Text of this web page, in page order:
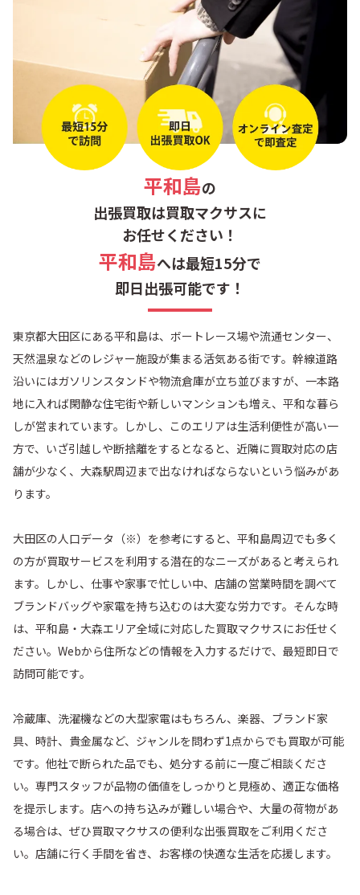
下丸子 昭和島
新蒲田 城南島
雑色 多摩川
千鳥 中央
田園調布 田園調布本町
田園調布南
仲池上
仲六郷 西蒲田
西糀谷 西馬込
西嶺町 西六郷
萩中 羽田
東蒲田 東糀谷
東馬込 東嶺町
東矢口 東雪谷
平和島 平和の森公園
本羽田 南蒲田
南久が原 南千束
平和島の
出張買取は買取マクサスに
お任せください！
平和島へは最短15分で
即日出張可能です！
東京都大田区にある平和島は、ボートレース場や流通センター、
天然温泉などのレジャー施設が集まる活気ある街です。幹線道路
沿いにはガソリンスタンドや物流倉庫が立ち並びますが、一本路
地に入れば閑静な住宅街や新しいマンションも増え、平和な暮ら
しが営まれています。しかし、このエリアは生活利便性が高い一
方で、いざ引越しや断捨離をするとなると、近隣に買取対応の店
舗が少なく、大森駅周辺まで出なければならないという悩みがあ
ります。
大田区の人口データ（※）を参考にすると、平和島周辺でも多く
の方が買取サービスを利用する潜在的なニーズがあると考えられ
ます。しかし、仕事や家事で忙しい中、店舗の営業時間を調べて
ブランドバッグや家電を持ち込むのは大変な労力です。そんな時
は、平和島・大森エリア全域に対応した買取マクサスにお任せく
ださい。Webから住所などの情報を入力するだけで、最短即日で
訪問可能です。
冷蔵庫、洗濯機などの大型家電はもちろん、楽器、ブランド家
具、時計、貴金属など、ジャンルを問わず1点からでも買取が可能
です。他社で断られた品でも、処分する前に一度ご相談くださ
い。専門スタッフが品物の価値をしっかりと見極め、適正な価格
を提示します。店への持ち込みが難しい場合や、大量の荷物があ
る場合は、ぜひ買取マクサスの便利な出張買取をご利用くださ
い。店舗に行く手間を省き、お客様の快適な生活を応援します。